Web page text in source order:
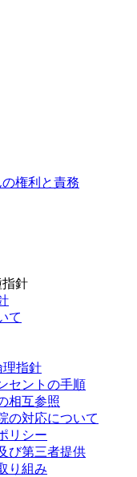
権利と責務
針
て
理指針
セントの手順
相互参照
の対応について
リシー
び第三者提供
り組み